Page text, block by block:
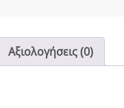
Αξιολογήσεις (0)